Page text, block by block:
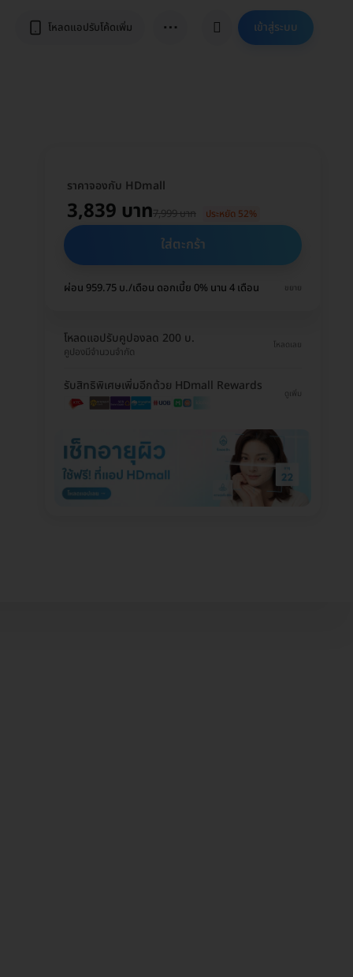
โหลดแอปรับโค้ดเพิ่ม ⋯ เข้าสู่ระบบ
ราคาจองกับ HDmall
3,839 บาท7,999 บาท ประหยัด 52%
ใส่ตะกร้า
ผ่อน 959.75 บ./เดือน ดอกเบี้ย 0% นาน 4 เดือน ขยาย
โหลดแอปรับคูปองลด 200 บ.
คูปองมีจำนวนจำกัด
โหลดเลย
รับสิทธิพิเศษเพิ่มอีกด้วย HDmall Rewards
ดูเพิ่ม